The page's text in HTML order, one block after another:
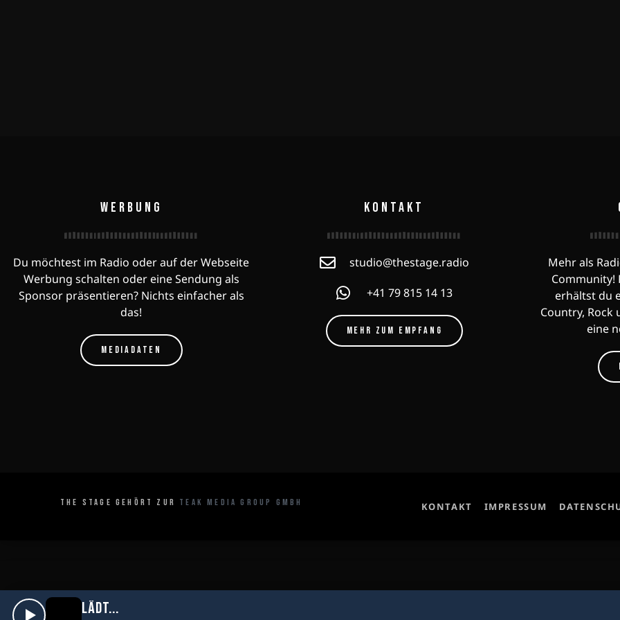
The Stage
WERBUNG
Du möchtest im Radio oder auf der Webseite
Werbung schalten oder eine Sendung als
Sponsor präsentieren? Nichts einfacher als
das!
MEDIADATEN
KONTAKT
studio@thestage.radio
+41 79 815 14 13
MEHR ZUM EMPFANG
Mehr als
Community!
erhältst du
Country, Rock
eine
THE STAGE GEHÖRT ZUR TEAK MEDIA GROUP GMBH KONTAKT IMPRESSUM
LÄDT...